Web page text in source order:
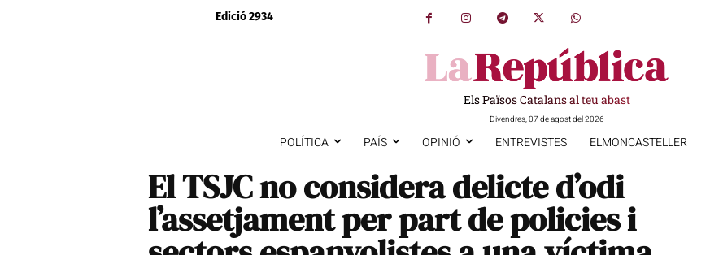
Edició 2934
Els Països Catalans al teu abast
Divendres, 07 de agost del 2026
POLÍTICA PAÍS OPINIÓ ENTREVISTES ELMONCASTELLER
El TSJC no considera delicte d’odi
l’assetjament per part de policies i